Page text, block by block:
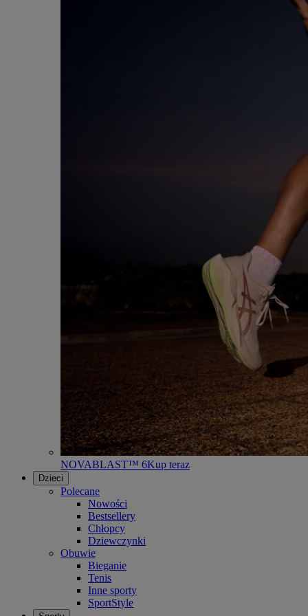
NOVABLAST™ 6Kup teraz
Dzieci
Polecane
Nowości
Bestsellery
Chłopcy
Dziewczynki
Obuwie
Bieganie
Tenis
Inne sporty
SportStyle